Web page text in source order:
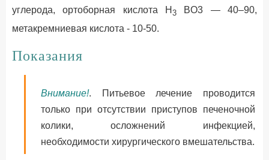
углерода, ортоборная кислота H 3 BO3 — 40–90,
метакремниевая кислота - 10-50.
Показания
Внимание!. Питьевое лечение проводится
только при отсутствии приступов печеночной
колики, осложнений инфекцией,
необходимости хирургического вмешательства.